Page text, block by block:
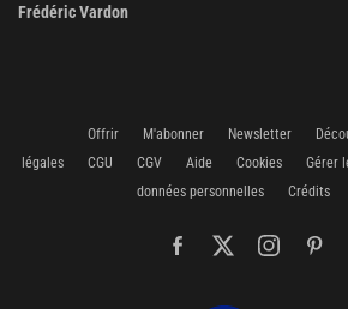
Frédéric Vardon
Offrir M'abonner Newsletter
légales
CGU CGV Aide Cookies Gérer
données personnelles
Crédits